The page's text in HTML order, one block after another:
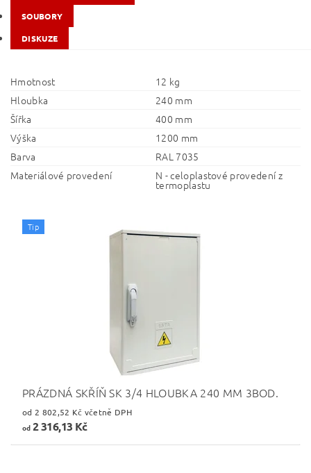
SOUBORY
DISKUZE
Hmotnost
12 kg
Hloubka
240 mm
Šířka
400 mm
Výška
1200 mm
Barva
RAL 7035
Materiálové provedení
N - celoplastové provedení z
termoplastu
Tip
PRÁZDNÁ SKŘÍŇ SK 3/4 HLOUBKA 240 MM 3BOD.
od 2 802,52 Kč včetně DPH
od2 316,13 Kč